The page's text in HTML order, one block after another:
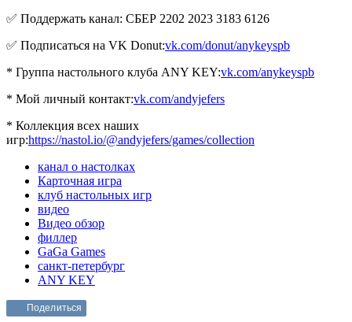
✅ Поддержать канал: СБЕР 2202 2023 3183 6126
✅ Подписаться на VK Donut:vk.com/donut/anykeyspb
* Группа настольного клуба ANY KEY:vk.com/anykeyspb
* Мой личный контакт:vk.com/andyjefers
* Коллекция всех наших
игр:https://nastol.io/@andyjefers/games/collection
канал о настолках
Карточная игра
клуб настольных игр
видео
Видео обзор
филлер
GaGa Games
санкт-петербург
ANY KEY
Поделиться